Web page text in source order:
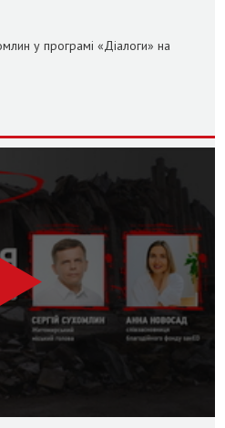
у програмі «Діалоги» на